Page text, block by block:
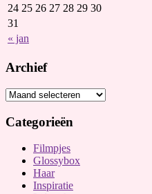
« jan
24 25 26 27 28 29 30
31
Archief
Categorieën
Filmpjes
Glossybox
Haar
Inspiratie